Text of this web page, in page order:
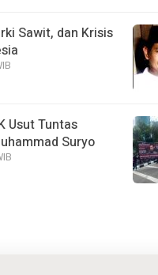
Sawit, dan Krisis
Usut Tuntas
Suryo